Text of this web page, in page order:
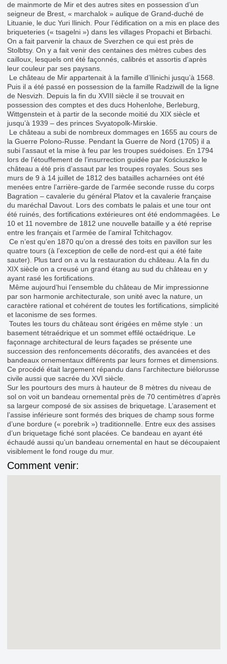
de mainmorte de Mir et des autres sites en possession d’un
seigneur de Brest, « marchalok » aulique de Grand-duché de
Lituanie, le duc Yuri Ilinich. Pour l’édification on a mis en place des
briqueteries (« tsagelni ») dans les villages Propachi et Birbachi.
On a fait parvenir la chaux de Sverzhen ce qui est près de
Stolbtsy. On y a fait venir des centaines des mètres cubes des
cailloux, lesquels ont été façonnés, calibrés et assortis d’après
leur couleur par ses paysans.
Le château de Mir appartenait à la famille d’Ilinichi jusqu’à 1568.
Puis il a été passé en possession de la famille Radziwill de la ligne
de Nesvizh. Depuis la fin du XVIII siècle il se trouvait en
possession des comptes et des ducs Hohenlohe, Berleburg,
Wittgenstein et à partir de la seconde moitié du XIX siècle et
jusqu’à 1939 – des princes Svyatopolk-Mirskie.
Le château a subi de nombreux dommages en 1655 au cours de
la Guerre Polono-Russe. Pendant la Guerre de Nord (1705) il a
subi l’assaut et la mise à feu par les troupes suédoises. En 1794
lors de l’étouffement de l’insurrection guidée par Kościuszko le
château a été pris d’assaut par les troupes royales. Sous ses
murs de 9 à 14 juillet de 1812 des batailles acharnées ont été
menées entre l’arrière-garde de l’armée seconde russe du corps
Bagration – cavalerie du général Platov et la cavalerie française
du maréchal Davout. Lors des combats le palais et une tour ont
été ruinés, des fortifications extérieures ont été endommagées. Le
10 et 11 novembre de 1812 une nouvelle bataille y a été reprise
entre les français et l’armée de l’amiral Tchitchagov.
Ce n’est qu’en 1870 qu’on a dressé des toits en pavillon sur les
quatre tours (à l’exception de celle de nord-est qui a été faite
sauter). Plus tard on a vu la restauration du château. A la fin du
XIX siècle on a creusé un grand étang au sud du château en y
ayant rasé les fortifications.
Même aujourd’hui l’ensemble du château de Mir impressionne
par son harmonie architecturale, son unité avec la nature, un
caractère rational et cohérent de toutes les fortifications, simplicité
et laconisme de ses formes.
Toutes les tours du château sont érigées en même style : un
basement tétraédrique et un sommet effilé octaédrique. Le
façonnage architectural de leurs façades se présente une
succession des renfoncements décoratifs, des avancées et des
bandeaux ornementaux différents par leurs formes et dimensions.
Ce procédé était largement répandu dans l’architecture biélorusse
civile aussi que sacrée du XVI siècle.
Sur les pourtours des murs à hauteur de 8 mètres du niveau de
sol on voit un bandeau ornemental près de 70 centimètres d’après
sa largeur composé de six assises de briquetage. L’arasement et
l’assise inférieure sont formés des briques de champ sous forme
d’une bordure (« porebrik ») traditionnelle. Entre eux des assises
d’un briquetage fiché sont placées. Ce bandeau en ayant été
échaudé aussi qu’un bandeau ornemental en haut se découpaient
visiblement le fond rouge du mur.
Comment venir: